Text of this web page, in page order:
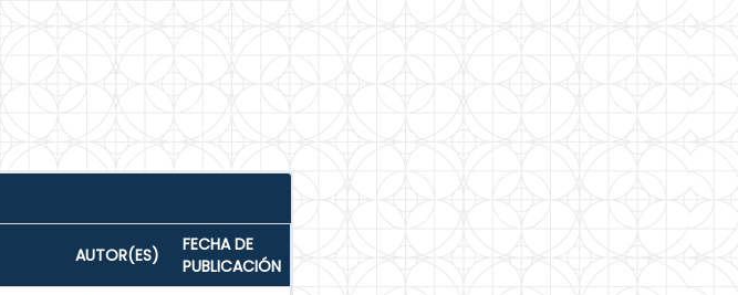
AUTOR(ES)
FECHA DE
PUBLICACIÓN